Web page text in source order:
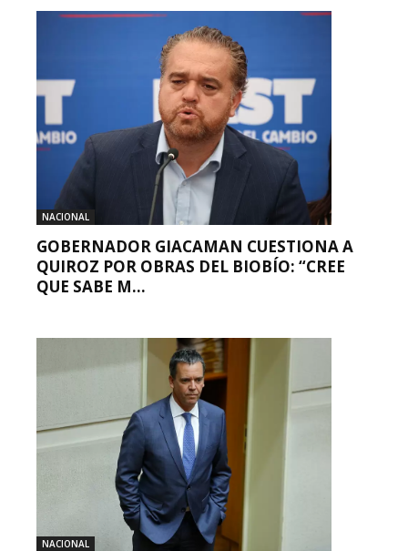
NACIONAL
GOBERNADOR GIACAMAN CUESTIONA A
QUIROZ POR OBRAS DEL BIOBÍO: “CREE
QUE SABE M...
NACIONAL